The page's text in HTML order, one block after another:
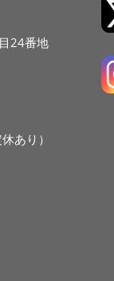
24番地
あり）